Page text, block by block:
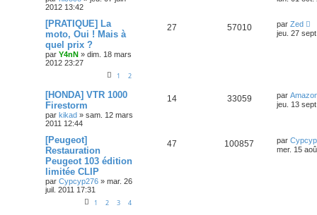
2012 13:42
[PRATIQUE] La
moto, Oui ! Mais à
quel prix ?
par Y4nN » dim. 18 mars
2012 23:27
1 2
27 57010 par Zed
jeu. 27
[HONDA] VTR 1000
Firestorm
par kikad » sam. 12 mars
2011 12:44
14 33059 par
jeu. 13
[Peugeot]
Restauration
Peugeot 103 édition
limitée CLIP
par Cypcyp276 » mar. 26
juil. 2011 17:31
1 2 3 4
47 100857 par
mer. 15